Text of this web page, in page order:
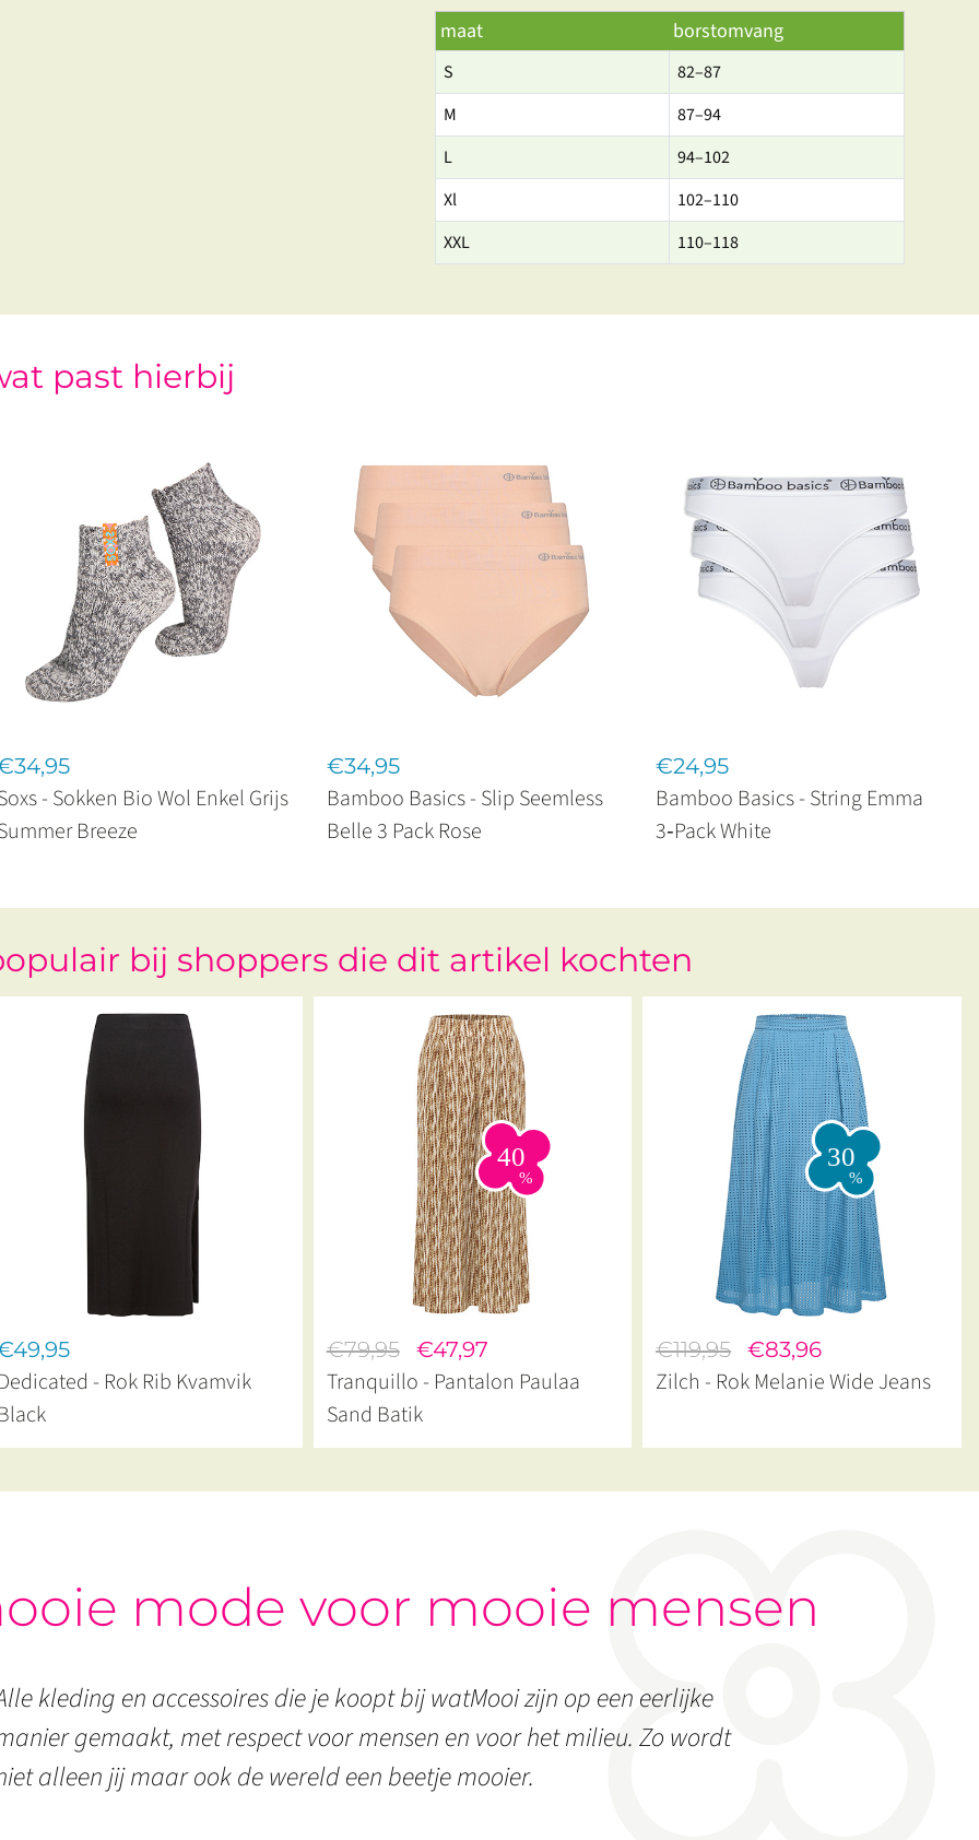
maat borstomvang
S
82–87
M
87–94
L
94–102
Xl
102–110
XXL
110–118
past hierbij
- Sokken Bio Wol Enkel Grijs
Breeze
€34,95
Bamboo Basics - Slip Seemless
Belle 3 Pack Rose
€24,95
Bamboo Basics - String Emma
3‑Pack White
bij shoppers die dit artikel kochten
- Rok Rib Kvamvik
€79,95 €47,97
Tranquillo - Pantalon Paulaa
Sand Batik
€119,95 €83,96
Zilch - Rok Melanie Wide Jeans
mode voor mooie mensen
kleding en accessoires die je koopt bij watMooi zijn op een eerlijke
gemaakt, met respect voor mensen en voor het milieu. Zo wordt
alleen jij maar ook de wereld een beetje mooier.